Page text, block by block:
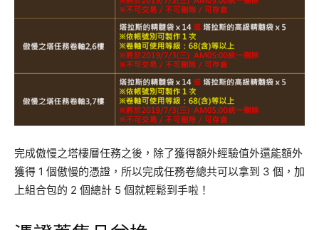
完成傲慢之塔樓層任務之後，除了獲得額外經驗值外還能額外
獲得 1 個傲慢的憑證，所以完成任務卷總共可以拿到 3 個，加
上組合包的 2 個總計 5 個就輕鬆到手啦！